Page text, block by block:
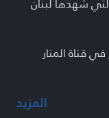
قناة المنار
المزيد